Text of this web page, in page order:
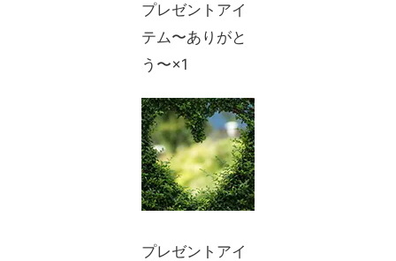
プレゼントアイ
テム〜ありがと
う〜×1
プレゼントアイ